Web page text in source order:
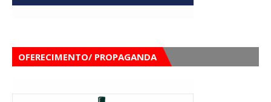
OFERECIMENTO/ PROPAGANDA